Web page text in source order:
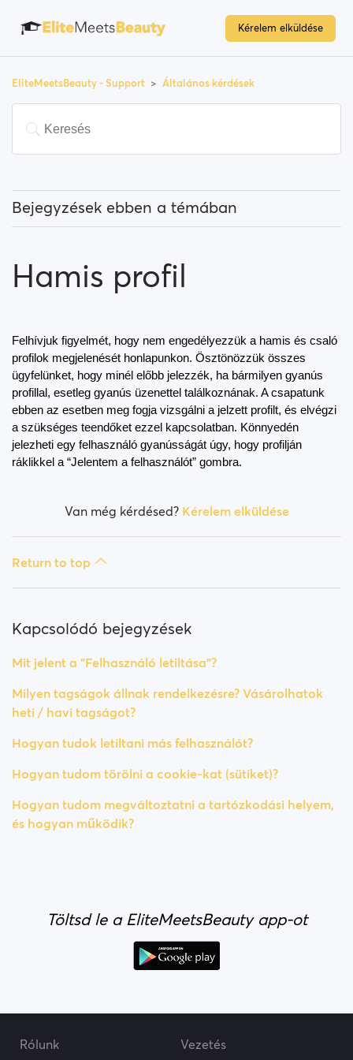
Kérelem elküldése
EliteMeetsBeauty - Support Általános kérdések
Bejegyzések ebben a témában
Hogyan tudom megváltoztatni a tartózkodási
helyem, és hogyan működik?
Hogyan tudok letiltani más felhasználót?
Hogyan vonom vissza a letiltást?
Hibát tapasztalok. Mi a teendő?
How do I change my age and/or username?
Hamis profil
Hamis profil
Felhívjuk figyelmét, hogy nem engedélyezzük a hamis és csaló
profilok megjelenését honlapunkon. Ösztönözzük összes
ügyfelünket, hogy minél előbb jelezzék, ha bármilyen gyanús
profillal, esetleg gyanús üzenettel találkoznának. A csapatunk
ebben az esetben meg fogja vizsgálni a jelzett profilt, és elvégzi
a szükséges teendőket ezzel kapcsolatban. Könnyedén
jelezheti egy felhasználó gyanússágát úgy, hogy profilján
ráklikkel a “Jelentem a felhasználót” gombra.
Van még kérdésed? Kérelem elküldése
Return to top
Kapcsolódó bejegyzések
Mit jelent a "Felhasználó letiltása"?
Milyen tagságok állnak rendelkezésre? Vásárolhatok
heti / havi tagságot?
Hogyan tudok letiltani más felhasználót?
Hogyan tudom törölni a cookie-kat (sütiket)?
Hogyan tudom megváltoztatni a tartózkodási helyem,
és hogyan működik?
Töltsd le a EliteMeetsBeauty app-ot
Rólunk Vezetés